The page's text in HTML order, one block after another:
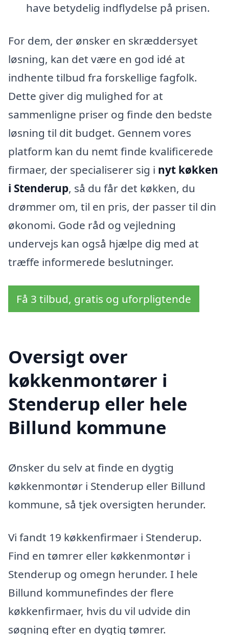
have betydelig indflydelse på prisen.
For dem, der ønsker en skræddersyet
løsning, kan det være en god idé at
indhente tilbud fra forskellige fagfolk.
Dette giver dig mulighed for at
sammenligne priser og finde den bedste
løsning til dit budget. Gennem vores
platform kan du nemt finde kvalificerede
firmaer, der specialiserer sig i nyt køkken
i Stenderup, så du får det køkken, du
drømmer om, til en pris, der passer til din
økonomi. Gode råd og vejledning
undervejs kan også hjælpe dig med at
træffe informerede beslutninger.
Få 3 tilbud, gratis og uforpligtende
Oversigt over
køkkenmontører i
Stenderup eller hele
Billund kommune
Ønsker du selv at finde en dygtig
køkkenmontør i Stenderup eller Billund
kommune, så tjek oversigten herunder.
Vi fandt 19 køkkenfirmaer i Stenderup.
Find en tømrer eller køkkenmontør i
Stenderup og omegn herunder. I hele
Billund kommunefindes der flere
køkkenfirmaer, hvis du vil udvide din
søgning efter en dygtig tømrer.